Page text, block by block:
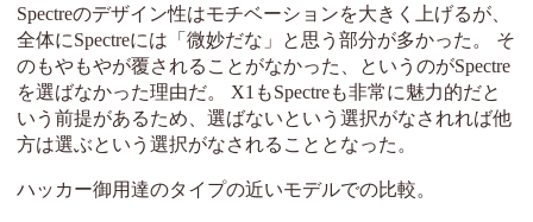
Spectreのデザイン性はモチベーションを大きく上げるが、
全体にSpectreには「微妙だな」と思う部分が多かった。 そ
のもやもやが覆されることがなかった、というのがSpectre
を選ばなかった理由だ。 X1もSpectreも非常に魅力的だと
いう前提があるため、選ばないという選択がなされれば他
方は選ぶという選択がなされることとなった。
ハッカー御用達のタイプの近いモデルでの比較。